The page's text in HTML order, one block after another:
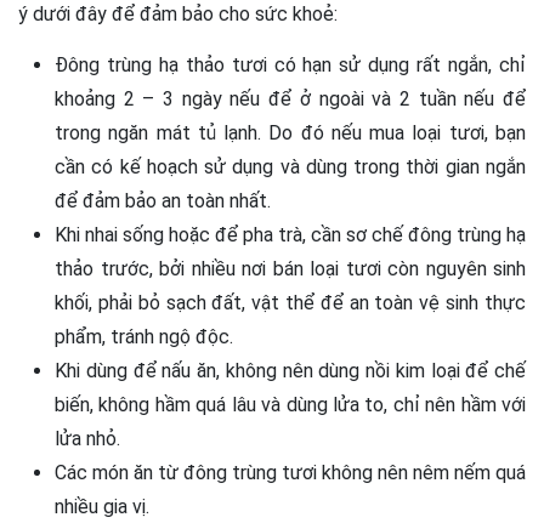
ý dưới đây để đảm bảo cho sức khoẻ:
Đông trùng hạ thảo tươi có hạn sử dụng rất ngắn, chỉ
khoảng 2 – 3 ngày nếu để ở ngoài và 2 tuần nếu để
trong ngăn mát tủ lạnh. Do đó nếu mua loại tươi, bạn
cần có kế hoạch sử dụng và dùng trong thời gian ngắn
để đảm bảo an toàn nhất.
Khi nhai sống hoặc để pha trà, cần sơ chế đông trùng hạ
thảo trước, bởi nhiều nơi bán loại tươi còn nguyên sinh
khối, phải bỏ sạch đất, vật thể để an toàn vệ sinh thực
phẩm, tránh ngộ độc.
Khi dùng để nấu ăn, không nên dùng nồi kim loại để chế
biến, không hầm quá lâu và dùng lửa to, chỉ nên hầm với
lửa nhỏ.
Các món ăn từ đông trùng tươi không nên nêm nếm quá
nhiều gia vị.